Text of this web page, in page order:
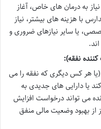
نیاز به درمان های خاص، آغاز
با هزینه های بیشتر، نیاز
یا سایر نیازهای ضروری و
نفقه):
(یا هر کس دیگری که نفقه را می
یا دارایی های جدیدی به
می تواند درخواست افزایش
از بهبود وضعیت مالی منفق